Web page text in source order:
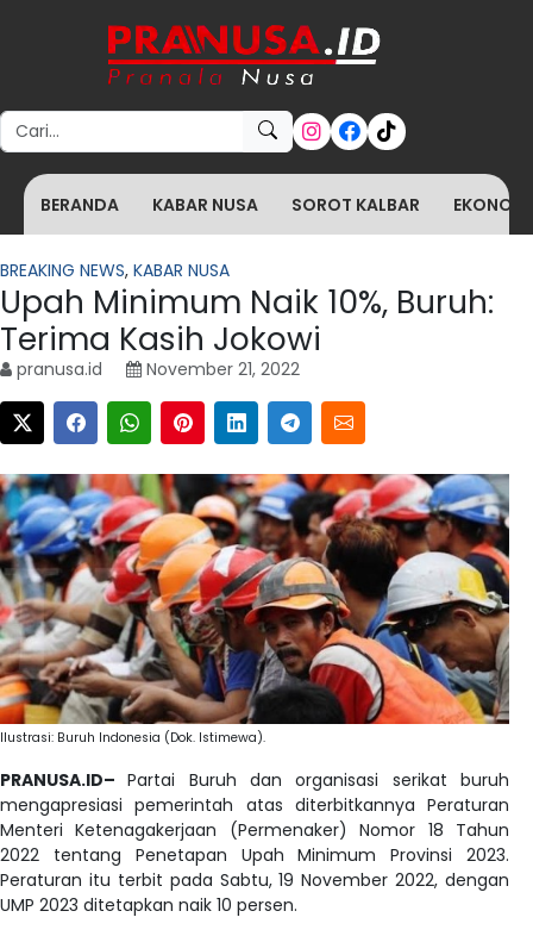
Search for:
BERANDA KABAR NUSA SOROT KALBAR
BREAKING NEWS, KABAR NUSA
Upah Minimum Naik 10%, Buruh:
Terima Kasih Jokowi
pranusa.id November 21, 2022
Ilustrasi: Buruh Indonesia (Dok. Istimewa).
PRANUSA.ID–Partai Buruh dan organisasi serikat buruh
mengapresiasi pemerintah atas diterbitkannya Peraturan
Menteri Ketenagakerjaan (Permenaker) Nomor 18 Tahun
2022 tentang Penetapan Upah Minimum Provinsi 2023.
Peraturan itu terbit pada Sabtu, 19 November 2022, dengan
UMP 2023 ditetapkan naik 10 persen.